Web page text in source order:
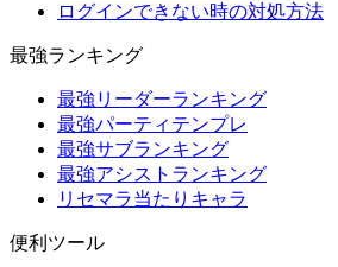
ログインできない時の対処方法
最強ランキング
最強リーダーランキング
最強パーティテンプレ
最強サブランキング
最強アシストランキング
リセマラ当たりキャラ
便利ツール